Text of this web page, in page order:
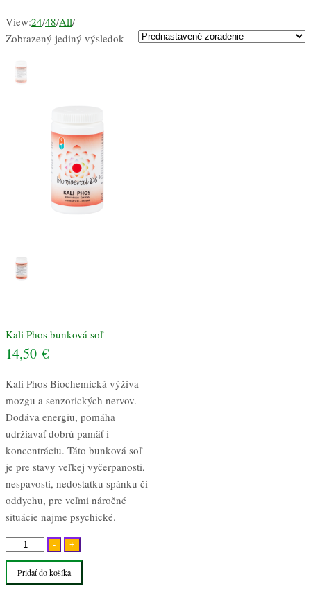
View:24/48/All/
Zobrazený jediný výsledok
Kali Phos bunková soľ
14,50 €
Kali Phos Biochemická výživa
mozgu a senzorických nervov.
Dodáva energiu, pomáha
udržiavať dobrú pamäť i
koncentráciu. Táto bunková soľ
je pre stavy veľkej vyčerpanosti,
nespavosti, nedostatku spánku či
oddychu, pre veľmi náročné
situácie najme psychické.
-
množstvo
Kali
Phos
+
Pridať do košíka